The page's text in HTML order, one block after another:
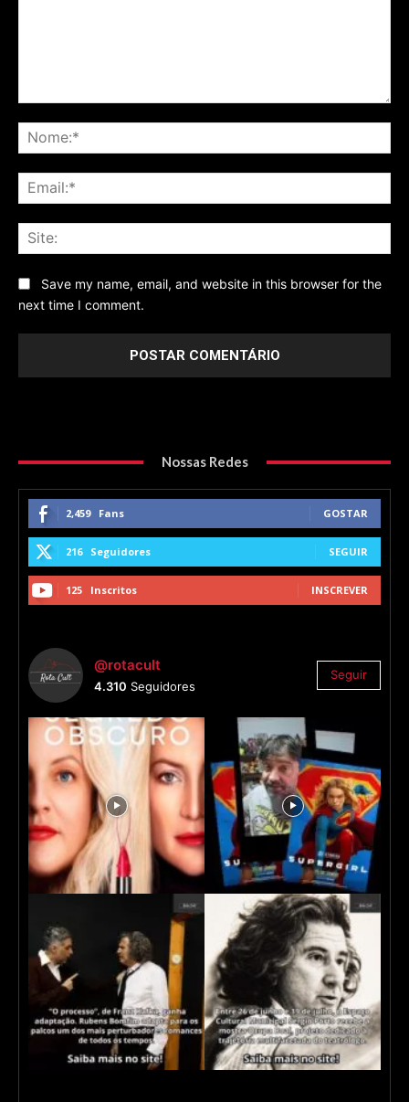
Save my name, email, and website in this browser for the
next time I comment.
Nossas Redes
2,459 Fans GOSTAR
216 Seguidores SEGUIR
125 Inscritos INSCREVER
@rotacult
4.310 Seguidores
Seguir